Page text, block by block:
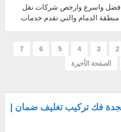
هنا في شركة السيف افضل واسرع وارخص شركات نقل
العفش بالدمام والاثاث داخل منطقة الدمام والتي تقدم خدمات
2
3
4
5
6
7
الصفحة الأخيرة
فك تركيب تغليف ضمان |